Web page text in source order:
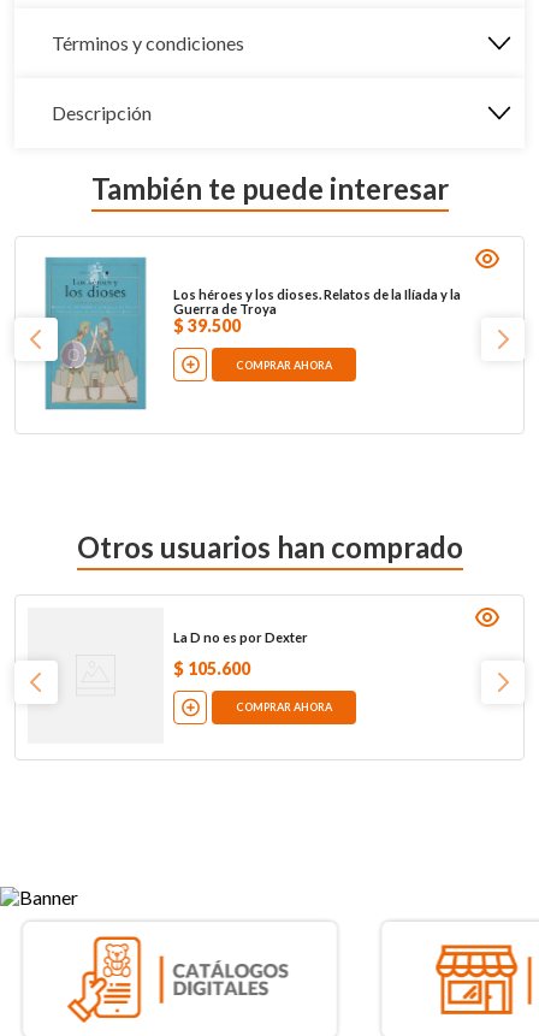
Términos y condiciones
Descripción
También te puede interesar
Los héroes y los dioses. Relatos de la Ilíada y la
Guerra de Troya
$ 39.500
COMPRAR AHORA
Otros usuarios han comprado
La D no es por Dexter
$ 105.600
COMPRAR AHORA